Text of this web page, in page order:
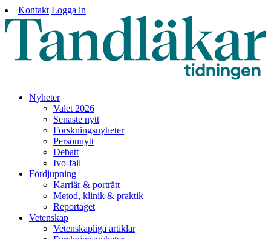
Kontakt Logga in
Nyheter
Valet 2026
Senaste nytt
Forskningsnyheter
Personnytt
Debatt
Ivo-fall
Fördjupning
Karriär & porträtt
Metod, klinik & praktik
Reportaget
Vetenskap
Vetenskapliga artiklar